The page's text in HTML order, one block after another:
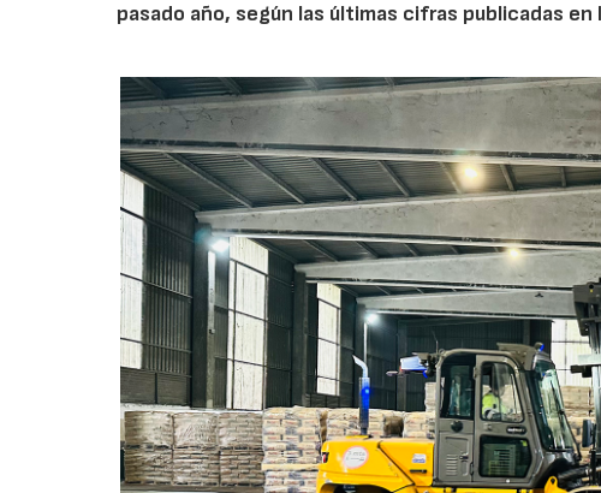
pasado año, según las últimas cifras publicadas